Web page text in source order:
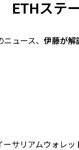
ETHステ
ニュース、 伊藤が解
ーサリアムウォレ